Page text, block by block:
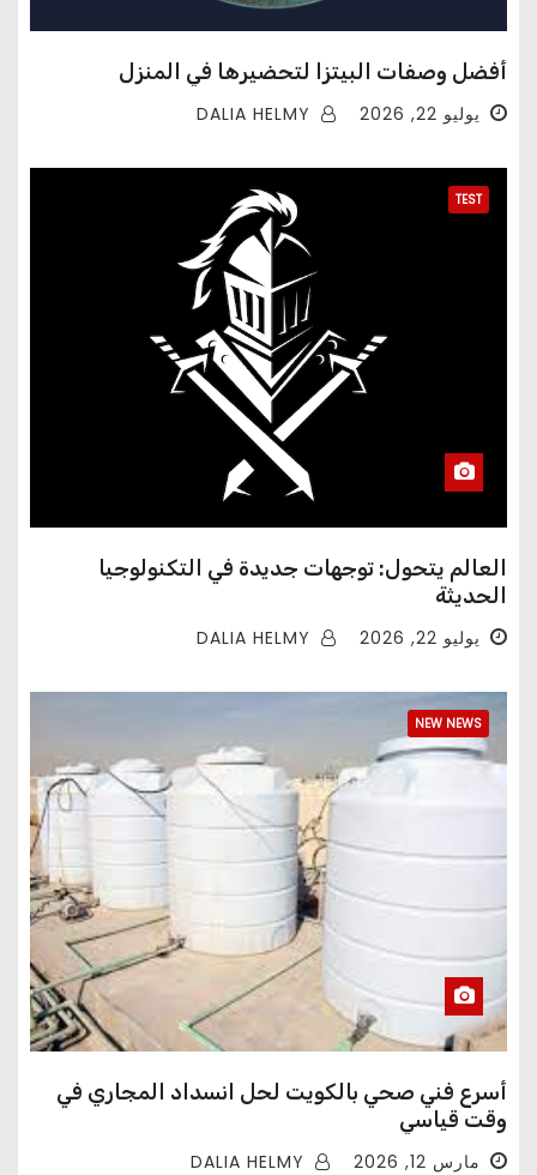
أفضل وصفات البيتزا لتحضيرها في المنزل
يوليو 22, 2026
TEST
العالم يتحول: توجهات جديدة في التكنولوجيا
الحديثة
يوليو 22, 2026
NEW NEWS
أسرع فني صحي بالكويت لحل انسداد المجاري في
وقت قياسي
مارس 12, 2026